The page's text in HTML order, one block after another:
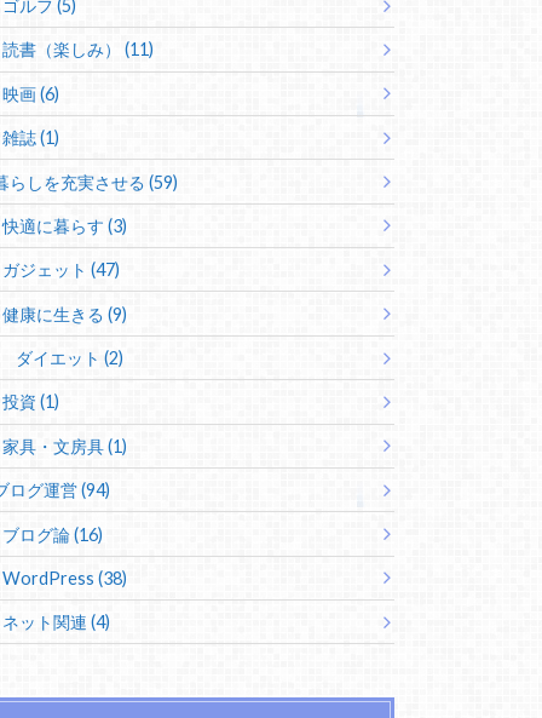
ゴルフ (5)
読書（楽しみ） (11)
映画 (6)
雑誌 (1)
らしを充実させる (59)
快適に暮らす (3)
ガジェット (47)
健康に生きる (9)
ダイエット (2)
投資 (1)
家具・文房具 (1)
ログ運営 (94)
ブログ論 (16)
WordPress (38)
ネット関連 (4)